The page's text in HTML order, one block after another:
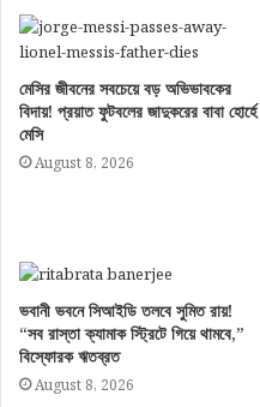
মেসির জীবনের সবচেয়ে বড় অভিভাবকের
বিদায়! প্রয়াত ফুটবলের জাদুকরের বাবা হোর্হে
মেসি
August 8, 2026
ভবানী ভবনে সিআইডি তলবে সুমিত রায়!
“সব রাস্তা ক্যামাক স্ট্রিটে গিয়ে থামবে,”
বিস্ফোরক ঋতব্রত
August 8, 2026